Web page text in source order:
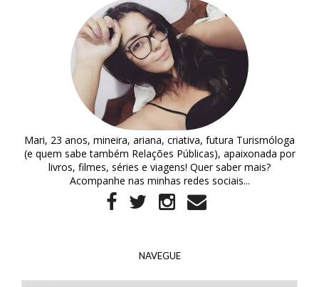
Mari, 23 anos, mineira, ariana, criativa, futura Turismóloga
(e quem sabe também Relações Públicas), apaixonada por
livros, filmes, séries e viagens! Quer saber mais?
Acompanhe nas minhas redes sociais...
NAVEGUE